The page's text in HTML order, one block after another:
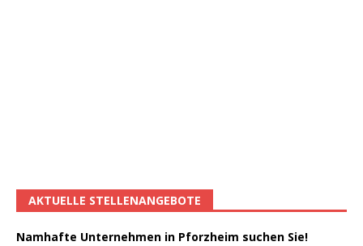
AKTUELLE STELLENANGEBOTE
Namhafte Unternehmen in Pforzheim suchen Sie!